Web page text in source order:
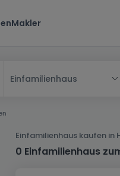
Makler
Einfamilienhaus
Haus
Wohnung
Einfamilienhaus kaufen in
0 Einfamilienhaus